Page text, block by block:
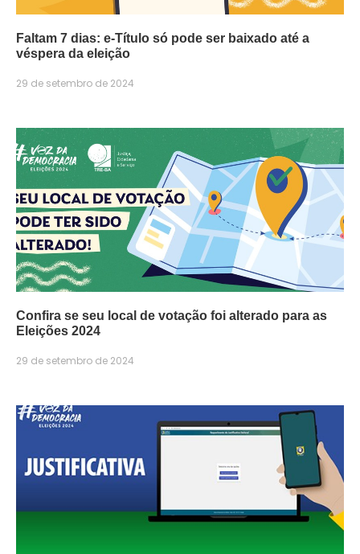
Faltam 7 dias: e-Título só pode ser baixado até a
véspera da eleição
29 de setembro de 2024
Confira se seu local de votação foi alterado para as
Eleições 2024
29 de setembro de 2024